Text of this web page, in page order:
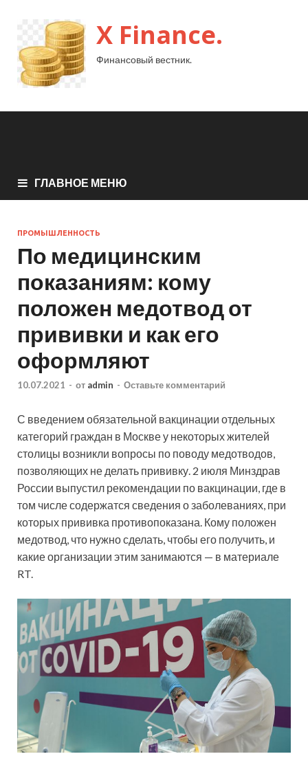
X Finance.
Финансовый вестник.
ГЛАВНОЕ МЕНЮ
ПРОМЫШЛЕННОСТЬ
По медицинским
показаниям: кому
положен медотвод от
прививки и как его
оформляют
10.07.2021 - от admin - Оставьте комментарий
С введением обязательной вакцинации отдельных
категорий граждан в Москве у некоторых жителей
столицы возникли вопросы по поводу медотводов,
позволяющих не делать прививку. 2 июля Минздрав
России выпустил рекомендации по вакцинации, где в
том числе содержатся сведения о заболеваниях, при
которых прививка противопоказана. Кому положен
медотвод, что нужно сделать, чтобы его получить, и
какие организации этим занимаются — в материале
RT.